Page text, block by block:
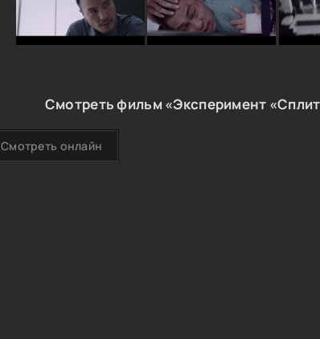
Смотреть фильм «Эксперимент
Смотреть онлайн